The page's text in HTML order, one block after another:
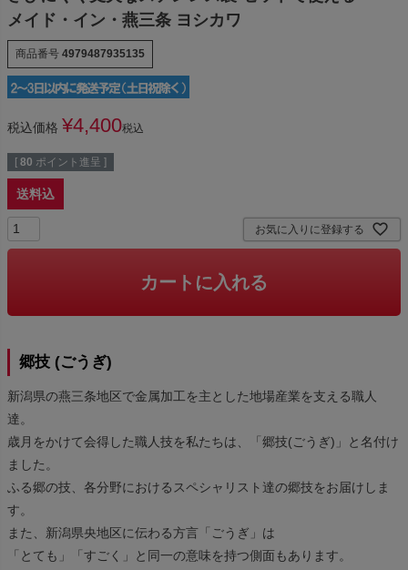
メイド・イン・燕三条 ヨシカワ
商品番号 4979487935135
税込価格 ¥4,400税込
[ 80 ポイント進呈 ]
送料込
お気に入りに登録する
カートに入れる
郷技 (ごうぎ)
新潟県の燕三条地区で金属加工を主とした地場産業を支える職人
達。
歳月をかけて会得した職人技を私たちは、「郷技(ごうぎ)」と名付け
ました。
ふる郷の技、各分野におけるスペシャリスト達の郷技をお届けしま
す。
また、新潟県央地区に伝わる方言「ごうぎ」は
「とても」「すごく」と同一の意味を持つ側面もあります。